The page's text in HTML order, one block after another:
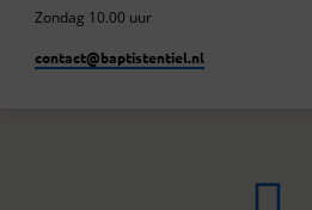
Zondag 10.00 uur
contact​@baptistentiel.nl